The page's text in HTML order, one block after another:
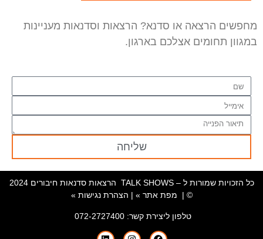
מחפשים הרצאה או סדנא? הרצאות וסדנאות מעניינות
במגוון תחומים אצלכם בארגון.
שליחה
כל הזכויות שמורות ל – TALK SHOWS הרצאות סדנאות חיבורים 2024
© | מפת אתר » | הצהרת נגישות »
טלפון ליצירת קשר:072-2727400